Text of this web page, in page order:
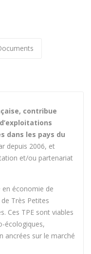
contribue
dans les pays du
depuis 2006, et
et/ou partenariat
économie de
Très Petites
Ces TPE sont viables
écologiques,
ancrées sur le marché